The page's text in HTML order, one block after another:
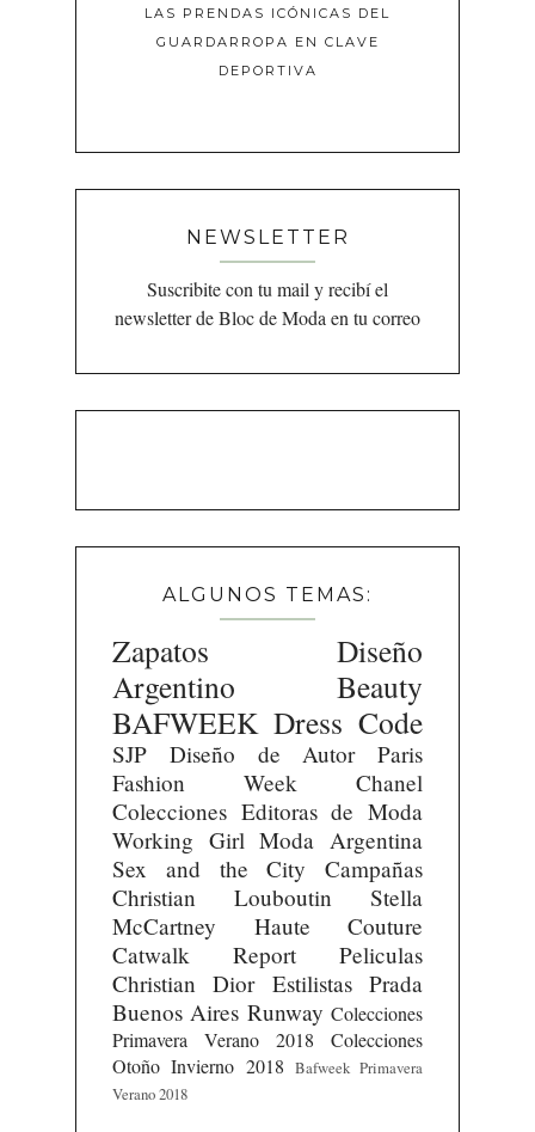
LAS PRENDAS ICÓNICAS DEL
GUARDARROPA EN CLAVE
DEPORTIVA
NEWSLETTER
Suscribite con tu mail y recibí el
newsletter de Bloc de Moda en tu correo
ALGUNOS TEMAS:
Zapatos
Diseño
Argentino
Beauty
BAFWEEK Dress Code
SJP Diseño de Autor
Paris
Fashion Week
Chanel
Colecciones Editoras de Moda
Working Girl Moda Argentina
Sex and the City
Campañas
Christian Louboutin
Stella
McCartney
Haute Couture
Catwalk Report
Peliculas
Christian Dior Estilistas Prada
Buenos Aires Runway Colecciones
Primavera Verano 2018
Colecciones
Otoño Invierno 2018 Bafweek Primavera
Verano 2018